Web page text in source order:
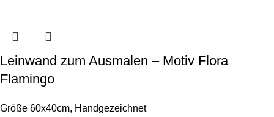
Leinwand zum Ausmalen – Motiv Flora
Flamingo
Größe 60x40cm, Handgezeichnet